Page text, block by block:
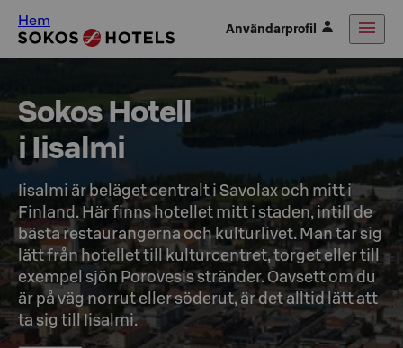
Hem Användarprofil
Sokos Hotell
i Iisalmi
Iisalmi är beläget centralt i Savolax och mitt i
Finland. Här finns hotellet mitt i staden, intill de
bästa restaurangerna och kulturlivet. Man tar sig
lätt från hotellet till kulturcentret, torget eller till
exempel sjön Porovesis stränder. Oavsett om du
är på väg norrut eller söderut, är det alltid lätt att
ta sig till Iisalmi.